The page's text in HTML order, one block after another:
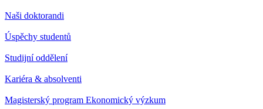
Naši doktorandi
Úspěchy studentů
Studijní oddělení
Kariéra & absolventi
Magisterský program Ekonomický výzkum